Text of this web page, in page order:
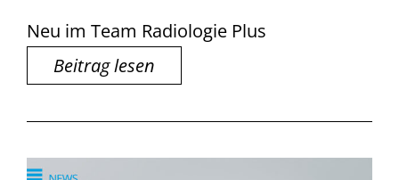
Neu im Team Radiologie Plus
Beitrag lesen